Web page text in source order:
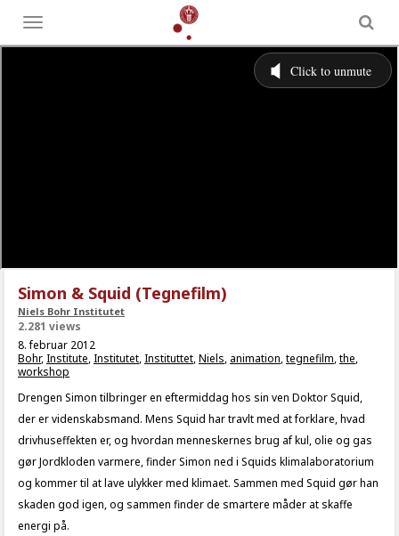
Toggle
menu
Simon & Squid (Tegnefilm)
Niels Bohr Institutet
2.281 views
8. februar 2012
Bohr,Institute,Institutet,Instituttet,Niels, animation,tegnefilm,the,
workshop
Drengen Simon tilbringer en eftermiddag hos sin ven Doktor Squid,
der er videnskabsmand. Mens Squid har travlt med at forklare, hvad
drivhuseffekten er, og hvordan menneskernes brug af kul, olie og gas
gør Jordkloden varmere, finder Simon ned i Squids klimalaboratorium
og kommer til at lave ulykker med klimaet. Sammen med Squid gør han
skaden god igen, og sammen finder de smartere måder at skaffe
energi på.